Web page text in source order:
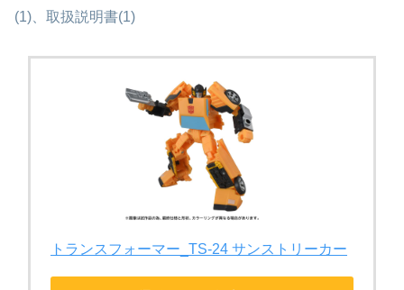
(1)、取扱説明書(1)
トランスフォーマー_TS-24 サンストリーカー